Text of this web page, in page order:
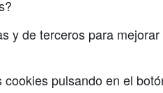
y de terceros para
pulsando en el